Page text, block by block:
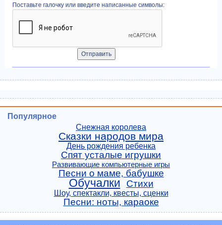
Поставьте галочку или введите написанные символы:
Популярное
Снежная королева
Сказки народов мира
День рождения ребенка
Спят усталые игрушки
Развивающие компьютерные игры
Песни о маме, бабушке
Обучалки Стихи
Шоу, спектакли, квесты, сценки
Песни: ноты, караоке